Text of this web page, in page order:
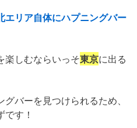
エリア自体にハプニングバー
楽しむならいっそ東京に出る
バーを見つけられるため、
す！